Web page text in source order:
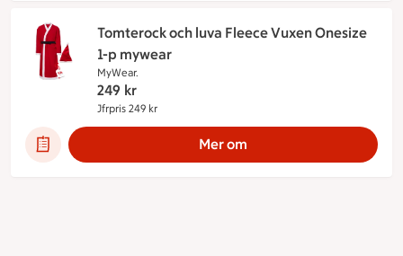
Tomterock och luva Fleece Vuxen Onesize
1-p mywear
MyWear.
249 kr
Jfrpris 249 kr
Mer om